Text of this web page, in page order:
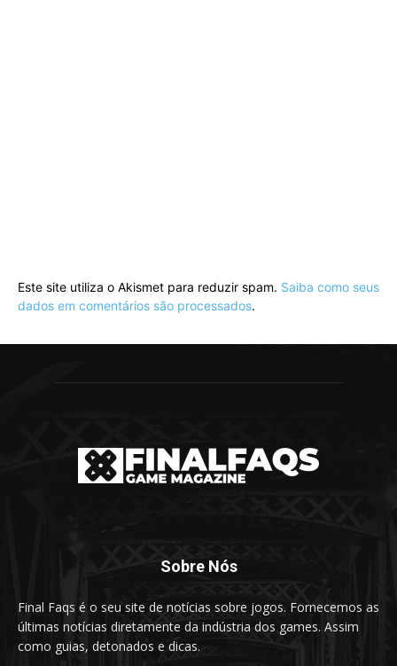
Este site utiliza o Akismet para reduzir spam. Saiba como seus
dados em comentários são processados.
Sobre Nós
Final Faqs é o seu site de notícias sobre jogos. Fornecemos as
últimas notícias diretamente da indústria dos games. Assim
como guias, detonados e dicas.